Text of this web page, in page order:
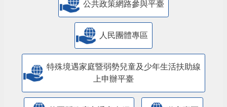
公共政策網路參與平臺
人民團體專區
特殊境遇家庭暨弱勢兒童及少年生活扶助線
上申辦平臺